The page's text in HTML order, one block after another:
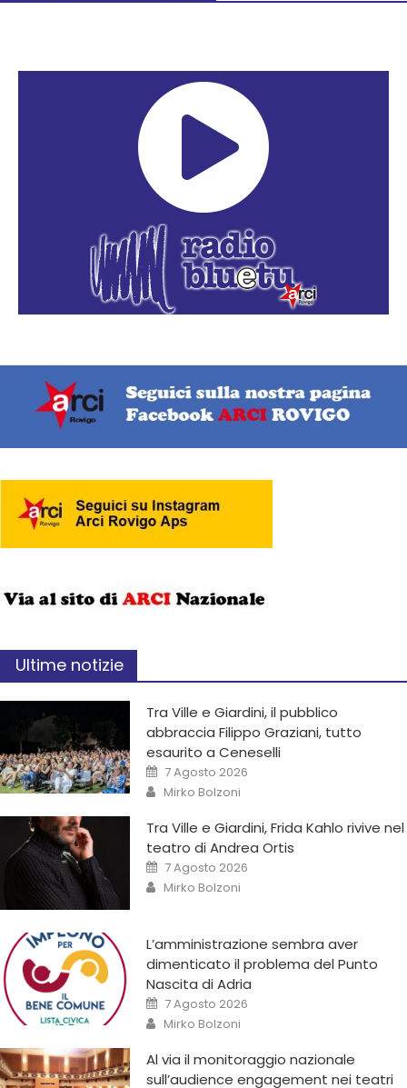
Ultime notizie
Tra Ville e Giardini, il pubblico
abbraccia Filippo Graziani, tutto
esaurito a Ceneselli
7 Agosto 2026
Mirko Bolzoni
Tra Ville e Giardini, Frida Kahlo rivive nel
teatro di Andrea Ortis
7 Agosto 2026
Mirko Bolzoni
L’amministrazione sembra aver
dimenticato il problema del Punto
Nascita di Adria
7 Agosto 2026
Mirko Bolzoni
Al via il monitoraggio nazionale
sull’audience engagement nei teatri